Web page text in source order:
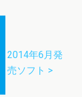
2014年6月発
売ソフト >